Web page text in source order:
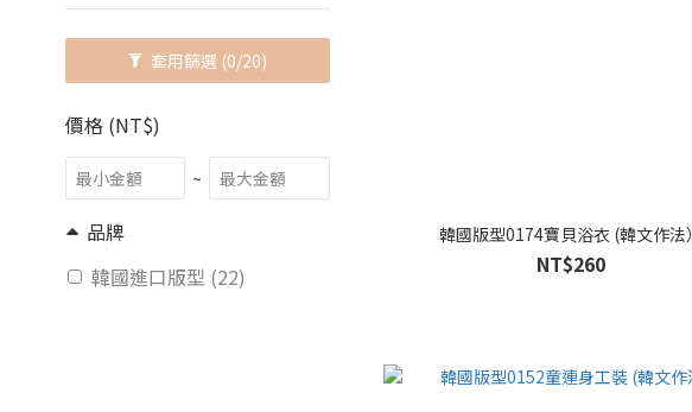
套用篩選 (0/20)
價格 (NT$)
~
品牌
韓國進口版型 (22)
韓國版型0174寶貝浴衣 (韓文作法）
NT$260